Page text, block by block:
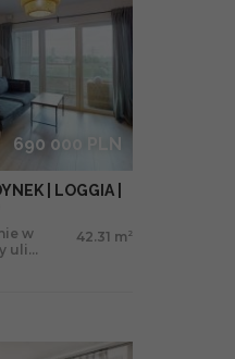
690 000 PLN
| LOGGIA |
w
uli...
42.31 m 2